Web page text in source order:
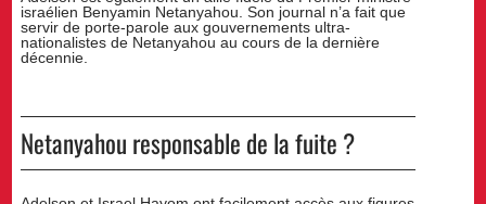
israélien Benyamin Netanyahou. Son journal n’a fait que
servir de porte-parole aux gouvernements ultra-
nationalistes de Netanyahou au cours de la dernière
décennie.
Netanyahou responsable de la fuite ?